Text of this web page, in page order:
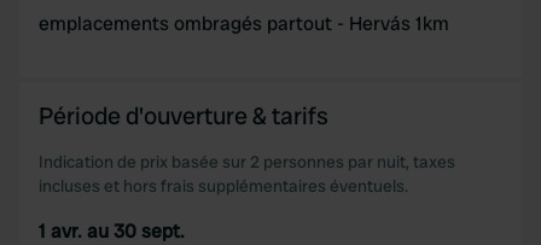
emplacements ombragés partout - Hervás 1km
Période d'ouverture & tarifs
Indication de prix basée sur 2 personnes par nuit, taxes
incluses et hors frais supplémentaires éventuels.
1 avr. au 30 sept.